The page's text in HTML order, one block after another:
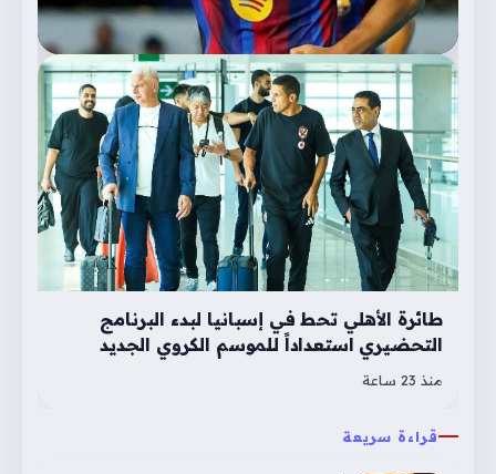
طائرة الأهلي تحط في إسبانيا لبدء البرنامج
التحضيري استعداداً للموسم الكروي الجديد
منذ 23 ساعة
قراءة سريعة